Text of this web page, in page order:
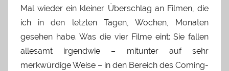
Mal wieder ein kleiner Überschlag an Filmen, die
ich in den letzten Tagen, Wochen, Monaten
gesehen habe. Was die vier Filme eint: Sie fallen
allesamt irgendwie – mitunter auf sehr
merkwürdige Weise – in den Bereich des Coming-